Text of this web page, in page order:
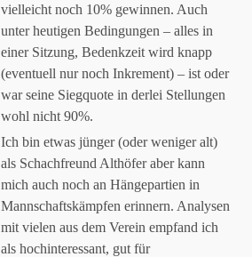
vielleicht noch 10% gewinnen. Auch
unter heutigen Bedingungen – alles in
einer Sitzung, Bedenkzeit wird knapp
(eventuell nur noch Inkrement) – ist oder
war seine Siegquote in derlei Stellungen
wohl nicht 90%.
Ich bin etwas jünger (oder weniger alt)
als Schachfreund Althöfer aber kann
mich auch noch an Hängepartien in
Mannschaftskämpfen erinnern. Analysen
mit vielen aus dem Verein empfand ich
als hochinteressant, gut für